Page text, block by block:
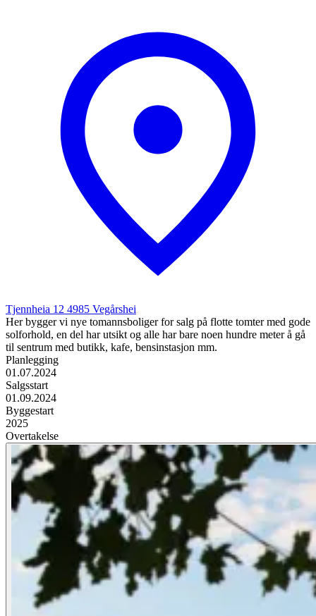
Tjennheia 12 4985 Vegårshei
Her bygger vi nye tomannsboliger for salg på flotte tomter med gode
solforhold, en del har utsikt og alle har bare noen hundre meter å gå
til sentrum med butikk, kafe, bensinstasjon mm.
Planlegging
01.07.2024
Salgsstart
01.09.2024
Byggestart
2025
Overtakelse